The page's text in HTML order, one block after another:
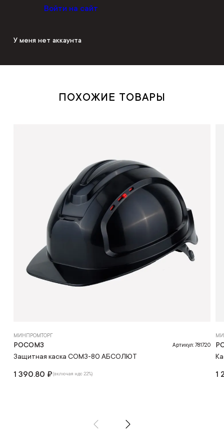
Войти на сайт
У меня нет аккаунта
ПОХОЖИЕ ТОВАРЫ
МИНПРОМТОРГ
РОСОМЗ Артикул: 781720
Защитная каска СОМЗ-80 АБСОЛЮТ
1 390.80 ₽(включая ндс 22%) 1